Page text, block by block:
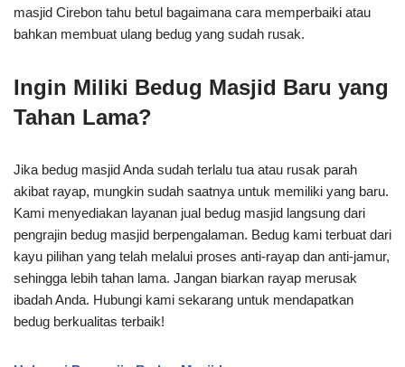
masjid Cirebon tahu betul bagaimana cara memperbaiki atau
bahkan membuat ulang bedug yang sudah rusak.
Ingin Miliki Bedug Masjid Baru yang
Tahan Lama?
Jika bedug masjid Anda sudah terlalu tua atau rusak parah
akibat rayap, mungkin sudah saatnya untuk memiliki yang baru.
Kami menyediakan layanan jual bedug masjid langsung dari
pengrajin bedug masjid berpengalaman. Bedug kami terbuat dari
kayu pilihan yang telah melalui proses anti-rayap dan anti-jamur,
sehingga lebih tahan lama. Jangan biarkan rayap merusak
ibadah Anda. Hubungi kami sekarang untuk mendapatkan
bedug berkualitas terbaik!